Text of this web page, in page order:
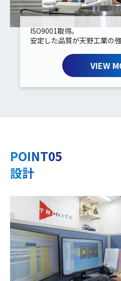
ISO9001取得。
安定した品質が天野工業の強
VIEW
POINT05
設計